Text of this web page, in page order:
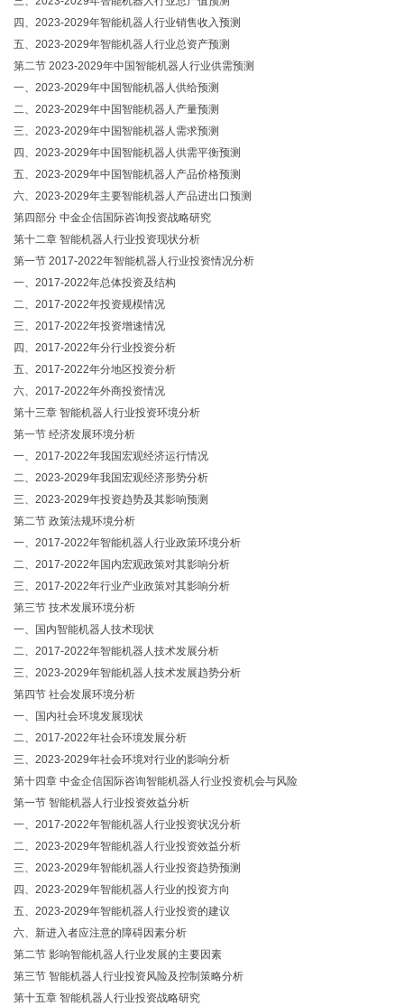
四、2023-2029年智能机器人行业销售收入预测
五、2023-2029年智能机器人行业总资产预测
第二节 2023-2029年中国智能机器人行业供需预测
一、2023-2029年中国智能机器人供给预测
二、2023-2029年中国智能机器人产量预测
三、2023-2029年中国智能机器人需求预测
四、2023-2029年中国智能机器人供需平衡预测
五、2023-2029年中国智能机器人产品价格预测
六、2023-2029年主要智能机器人产品进出口预测
第四部分 中金企信国际咨询投资战略研究
第十二章 智能机器人行业投资现状分析
第一节 2017-2022年智能机器人行业投资情况分析
一、2017-2022年总体投资及结构
二、2017-2022年投资规模情况
三、2017-2022年投资增速情况
四、2017-2022年分行业投资分析
五、2017-2022年分地区投资分析
六、2017-2022年外商投资情况
第十三章 智能机器人行业投资环境分析
第一节 经济发展环境分析
一、2017-2022年我国宏观经济运行情况
二、2023-2029年我国宏观经济形势分析
三、2023-2029年投资趋势及其影响预测
第二节 政策法规环境分析
一、2017-2022年智能机器人行业政策环境分析
二、2017-2022年国内宏观政策对其影响分析
三、2017-2022年行业产业政策对其影响分析
第三节 技术发展环境分析
一、国内智能机器人技术现状
二、2017-2022年智能机器人技术发展分析
三、2023-2029年智能机器人技术发展趋势分析
第四节 社会发展环境分析
一、国内社会环境发展现状
二、2017-2022年社会环境发展分析
三、2023-2029年社会环境对行业的影响分析
第十四章 中金企信国际咨询智能机器人行业投资机会与风险
第一节 智能机器人行业投资效益分析
一、2017-2022年智能机器人行业投资状况分析
二、2023-2029年智能机器人行业投资效益分析
三、2023-2029年智能机器人行业投资趋势预测
四、2023-2029年智能机器人行业的投资方向
五、2023-2029年智能机器人行业投资的建议
六、新进入者应注意的障碍因素分析
第二节 影响智能机器人行业发展的主要因素
第三节 智能机器人行业投资风险及控制策略分析
第十五章 智能机器人行业投资战略研究